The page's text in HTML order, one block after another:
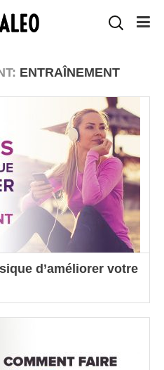
ENTRAÎNEMENT
d’améliorer votre